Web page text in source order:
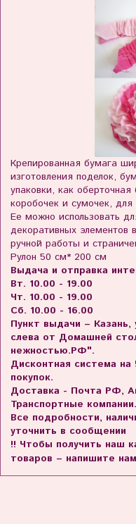
Крепированная бумага
изготовления поделок,
упаковки, как
коробочек и сумочек, для
Ее можно использовать
декоративных элементов
ручной работы и
Рулон 50 см* 200 см
Выдача и отправка
Вт. 10.00 - 19.00
Чт. 10.00 - 19.00
Сб. 10.00 - 16.00
Пункт выдачи –
слева от Домашней
нежностью.РФ".
Дисконтная система
покупок.
Доставка - Почта РФ,
Транспортные компании.
Все подробности,
уточнить в сообщении
!! Чтобы получить наш
товаров – напишите